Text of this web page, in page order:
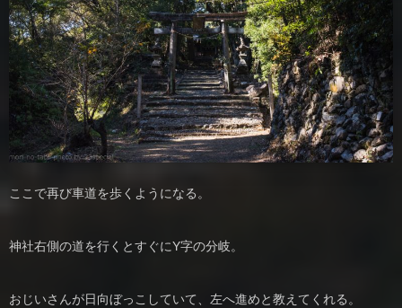
ここで再び車道を歩くようになる。
神社右側の道を行くとすぐにY字の分岐。
おじいさんが日向ぼっこしていて、左へ進めと教えてくれる。